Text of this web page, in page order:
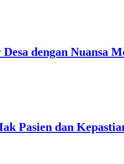
dengan Nuansa
Pasien dan